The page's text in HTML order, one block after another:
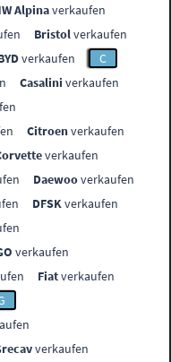
Alpinaverkaufen
Bristolverkaufen
verkaufen
C
Casalini verkaufen
Citroenverkaufen
verkaufen
Daewooverkaufen
DFSKverkaufen
verkaufen
Fiatverkaufen
verkaufen